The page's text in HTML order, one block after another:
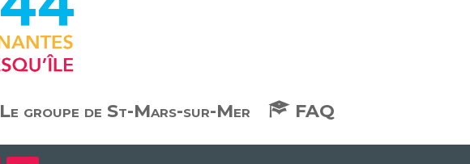
Le groupe de St-Mars-sur-Mer FAQ